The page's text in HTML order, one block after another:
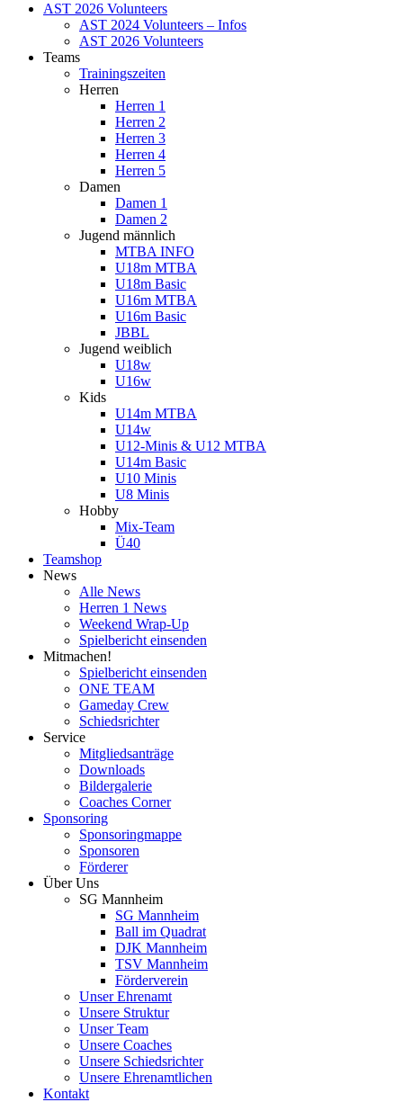
AST 2026 Volunteers
AST 2024 Volunteers – Infos
AST 2026 Volunteers
Teams
Trainingszeiten
Herren
Herren 1
Herren 2
Herren 3
Herren 4
Herren 5
Damen
Damen 1
Damen 2
Jugend männlich
MTBA INFO
U18m MTBA
U18m Basic
U16m MTBA
U16m Basic
JBBL
Jugend weiblich
U18w
U16w
Kids
U14m MTBA
U14w
U12-Minis & U12 MTBA
U14m Basic
U10 Minis
U8 Minis
Hobby
Mix-Team
Ü40
Teamshop
News
Alle News
Herren 1 News
Weekend Wrap-Up
Spielbericht einsenden
Mitmachen!
Spielbericht einsenden
ONE TEAM
Gameday Crew
Schiedsrichter
Service
Mitgliedsanträge
Downloads
Bildergalerie
Coaches Corner
Sponsoring
Sponsoringmappe
Sponsoren
Förderer
Über Uns
SG Mannheim
SG Mannheim
Ball im Quadrat
DJK Mannheim
TSV Mannheim
Förderverein
Unser Ehrenamt
Unsere Struktur
Unser Team
Unsere Coaches
Unsere Schiedsrichter
Unsere Ehrenamtlichen
Kontakt